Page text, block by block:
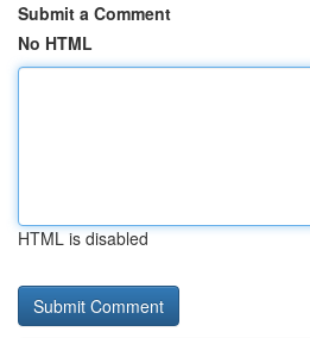
Submit a Comment
No HTML
HTML is disabled